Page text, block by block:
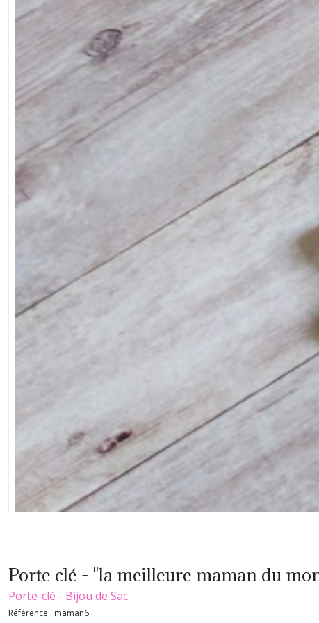
Porte clé - "la meilleure maman du
Porte-clé - Bijou de Sac
Référence : maman6